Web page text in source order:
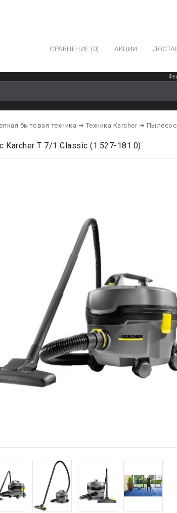
СРАВНЕНИЕ (0) АКЦИИ
бытовая техника ➔ Техника Karcher ➔
Karcher T 7/1 Classic (1.527-181.0)